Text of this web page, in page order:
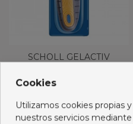
SCHOLL GELACTIV
HOMBRE
14,95 €
Ver más
Cookies
Utilizamos cookies propias
nuestros servicios